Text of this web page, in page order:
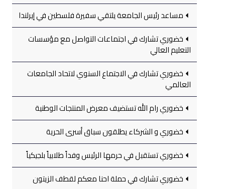
مساعد رئيس الجامعة يلتقي سفيرة فلسطين في إيرلندا
خضوري تشارك في اجتماعات التواصل مع مؤسسات
التعليم العالي
خضوري تشارك في الاجتماع السنوي لاتحاد الجامعات
العالمي
خضوري رام الله تستضيف معرض المنتجات الوطنية
خضوري و الشركاء يطلقون سباق أسرى الحرية
خضوري تستقبل في حرمها الرئيس وفداً طلابياً بلجيكياً
خضوري تشارك في حملة احنا معكم لقطف الزيتون